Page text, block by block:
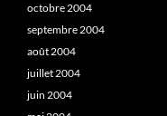
octobre 2004
septembre 2004
août 2004
juillet 2004
juin 2004